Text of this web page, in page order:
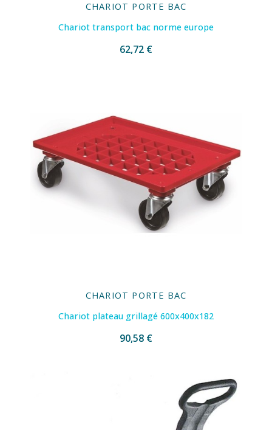
CHARIOT PORTE BAC
Chariot transport bac norme europe
62,72 €
CHARIOT PORTE BAC
Chariot plateau grillagé 600x400x182
90,58 €